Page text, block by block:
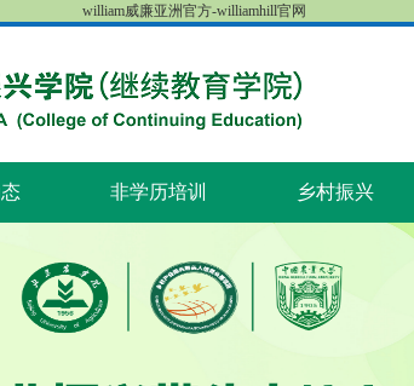
william威廉亚洲官方-williamhill官网
非学历培训 乡村振兴